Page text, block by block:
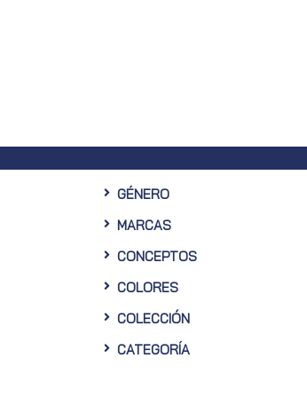
GÉNERO
MARCAS
CONCEPTOS
COLORES
COLECCIÓN
CATEGORÍA